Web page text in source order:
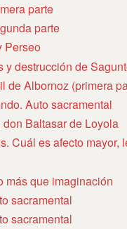
parte
parte
Perseo
y destrucción de
de Albornoz (primera
Auto sacramental
Baltasar de Loyola
Cuál es afecto mayor,
más que imaginación
sacramental
sacramental